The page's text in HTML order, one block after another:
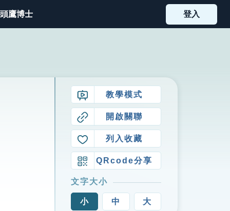
鷹博士 登入
教學模式
開啟關聯
列入收藏
QRcode分享
文字大小
小 中 大